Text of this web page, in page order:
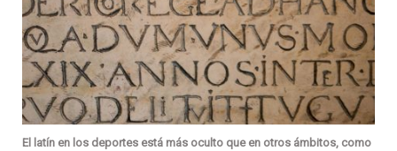
El latín en los deportes está más oculto que en otros ámbitos, como